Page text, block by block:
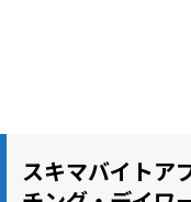
スキマバイトア